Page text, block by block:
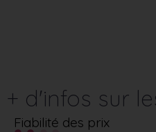
+ d'infos sur
Fiabilité des prix